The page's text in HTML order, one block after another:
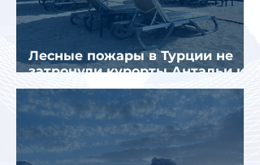
Лесные пожары в Турции не
затронули курорты Антальи и
Муглы